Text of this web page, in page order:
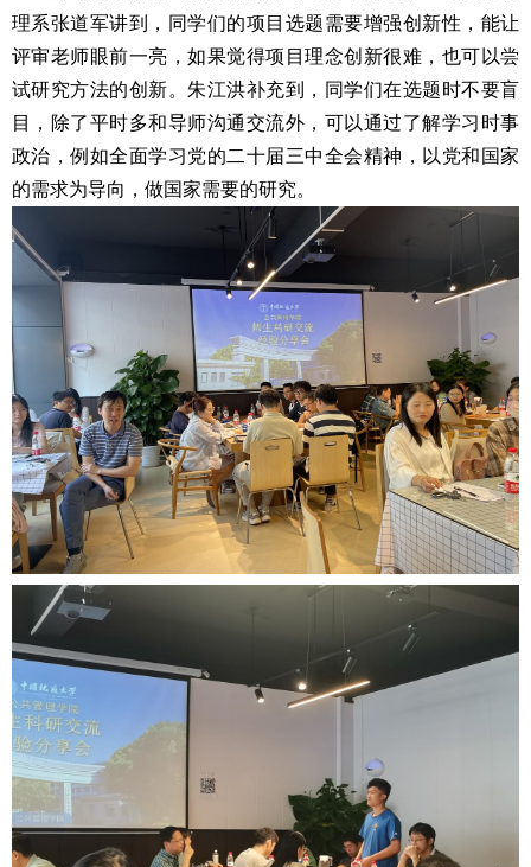
理系张道军讲到，同学们的项目选题需要增强创新性，能让
评审老师眼前一亮，如果觉得项目理念创新很难，也可以尝
试研究方法的创新。朱江洪补充到，同学们在选题时不要盲
目，除了平时多和导师沟通交流外，可以通过了解学习时事
政治，例如全面学习党的二十届三中全会精神，以党和国家
的需求为导向，做国家需要的研究。